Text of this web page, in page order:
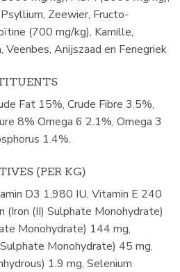
Zeewier, Fructo-
(700 mg/kg), Kamille,
Veenbes, Anijszaad en Fenegriek
Fat 15%, Crude Fibre 3.5%,
8% Omega 6 2.1%, Omega 3
1.4%.
(PER KG)
D3 1,980 IU, Vitamin E 240
(Iron (II) Sulphate Monohydrate)
Monohydrate) 144 mg,
Monohydrate) 45 mg,
1.9 mg, Selenium